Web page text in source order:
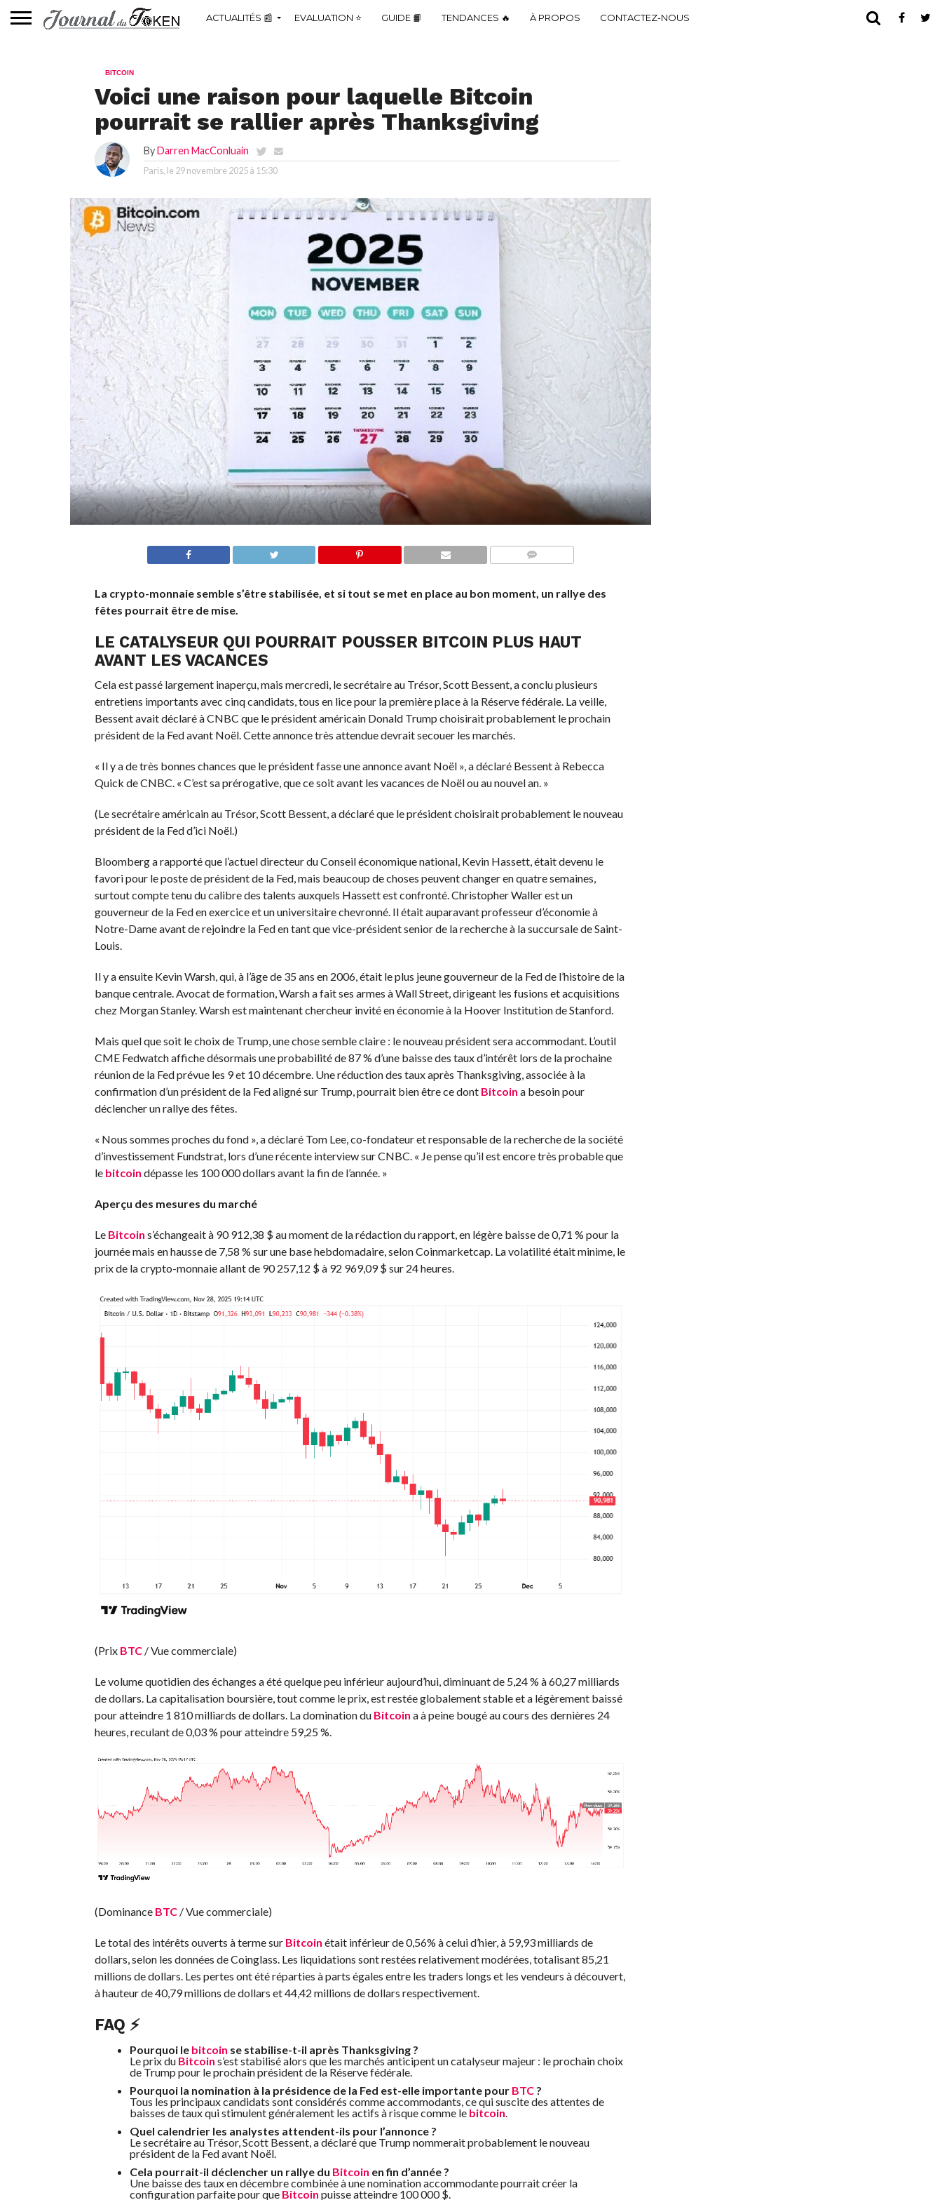
ACTUALITÉS 📰 EVALUATION ⭐ GUIDE 📙 TENDANCES 🔥 À PROPOS CONTACTEZ-NOUS
BITCOIN
Voici une raison pour laquelle Bitcoin
pourrait se rallier après Thanksgiving
ByDarren MacConluain
Paris, le 29 novembre 2025 à 15:30
La crypto-monnaie semble s’être stabilisée, et si tout se met en place au bon moment, un rallye des
fêtes pourrait être de mise.
LE CATALYSEUR QUI POURRAIT POUSSER BITCOIN PLUS HAUT
AVANT LES VACANCES
Cela est passé largement inaperçu, mais mercredi, le secrétaire au Trésor, Scott Bessent, a conclu plusieurs
entretiens importants avec cinq candidats, tous en lice pour la première place à la Réserve fédérale. La veille,
Bessent avait déclaré à CNBC que le président américain Donald Trump choisirait probablement le prochain
président de la Fed avant Noël. Cette annonce très attendue devrait secouer les marchés.
« Il y a de très bonnes chances que le président fasse une annonce avant Noël », a déclaré Bessent à Rebecca
Quick de CNBC. « C’est sa prérogative, que ce soit avant les vacances de Noël ou au nouvel an. »
(Le secrétaire américain au Trésor, Scott Bessent, a déclaré que le président choisirait probablement le nouveau
président de la Fed d’ici Noël.)
Bloomberg a rapporté que l’actuel directeur du Conseil économique national, Kevin Hassett, était devenu le
favori pour le poste de président de la Fed, mais beaucoup de choses peuvent changer en quatre semaines,
surtout compte tenu du calibre des talents auxquels Hassett est confronté. Christopher Waller est un
gouverneur de la Fed en exercice et un universitaire chevronné. Il était auparavant professeur d’économie à
Notre-Dame avant de rejoindre la Fed en tant que vice-président senior de la recherche à la succursale de Saint-
Louis.
Il y a ensuite Kevin Warsh, qui, à l’âge de 35 ans en 2006, était le plus jeune gouverneur de la Fed de l’histoire de la
banque centrale. Avocat de formation, Warsh a fait ses armes à Wall Street, dirigeant les fusions et acquisitions
chez Morgan Stanley. Warsh est maintenant chercheur invité en économie à la Hoover Institution de Stanford.
Mais quel que soit le choix de Trump, une chose semble claire : le nouveau président sera accommodant. L’outil
CME Fedwatch affiche désormais une probabilité de 87 % d’une baisse des taux d’intérêt lors de la prochaine
réunion de la Fed prévue les 9 et 10 décembre. Une réduction des taux après Thanksgiving, associée à la
confirmation d’un président de la Fed aligné sur Trump, pourrait bien être ce dont Bitcoin a besoin pour
déclencher un rallye des fêtes.
« Nous sommes proches du fond », a déclaré Tom Lee, co-fondateur et responsable de la recherche de la société
d’investissement Fundstrat, lors d’une récente interview sur CNBC. « Je pense qu’il est encore très probable que
le bitcoin dépasse les 100 000 dollars avant la fin de l’année. »
Aperçu des mesures du marché
Le Bitcoin s’échangeait à 90 912,38 $ au moment de la rédaction du rapport, en légère baisse de 0,71 % pour la
journée mais en hausse de 7,58 % sur une base hebdomadaire, selon Coinmarketcap. La volatilité était minime, le
prix de la crypto-monnaie allant de 90 257,12 $ à 92 969,09 $ sur 24 heures.
(Prix BTC/ Vue commerciale)
Le volume quotidien des échanges a été quelque peu inférieur aujourd’hui, diminuant de 5,24 % à 60,27 milliards
de dollars. La capitalisation boursière, tout comme le prix, est restée globalement stable et a légèrement baissé
pour atteindre 1 810 milliards de dollars. La domination du Bitcoin a à peine bougé au cours des dernières 24
heures, reculant de 0,03 % pour atteindre 59,25 %.
(Dominance BTC/ Vue commerciale)
Le total des intérêts ouverts à terme sur Bitcoin était inférieur de 0,56% à celui d’hier, à 59,93 milliards de
dollars, selon les données de Coinglass. Les liquidations sont restées relativement modérées, totalisant 85,21
millions de dollars. Les pertes ont été réparties à parts égales entre les traders longs et les vendeurs à découvert,
à hauteur de 40,79 millions de dollars et 44,42 millions de dollars respectivement.
FAQ ⚡
Pourquoi le bitcoin se stabilise-t-il après Thanksgiving ?
Le prix du Bitcoin s’est stabilisé alors que les marchés anticipent un catalyseur majeur : le prochain choix
de Trump pour le prochain président de la Réserve fédérale.
Pourquoi la nomination à la présidence de la Fed est-elle importante pour BTC?
Tous les principaux candidats sont considérés comme accommodants, ce qui suscite des attentes de
baisses de taux qui stimulent généralement les actifs à risque comme le bitcoin
Quel calendrier les analystes attendent-ils pour l’annonce ?
Le secrétaire au Trésor, Scott Bessent, a déclaré que Trump nommerait probablement le nouveau
président de la Fed avant Noël.
Cela pourrait-il déclencher un rallye du Bitcoin en fin d’année ?
Une baisse des taux en décembre combinée à une nomination accommodante pourrait créer la
configuration parfaite pour que Bitcoin puisse atteindre 100 000 $.